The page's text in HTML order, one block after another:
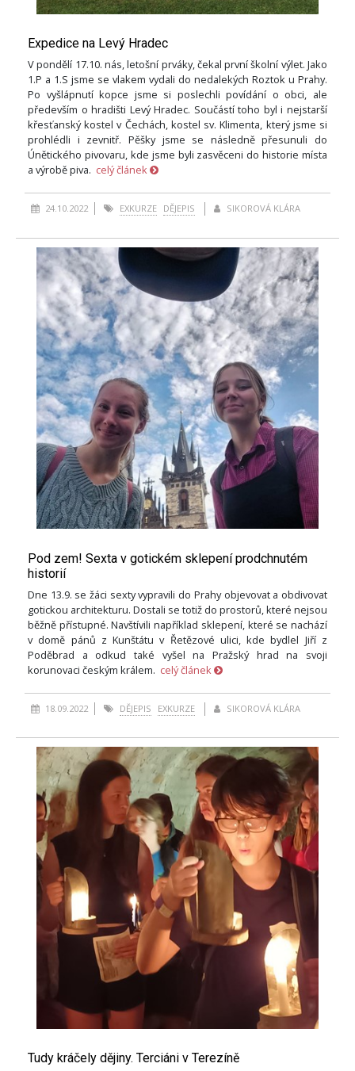
Expedice na Levý Hradec
V pondělí 17.10. nás, letošní prváky, čekal první školní výlet. Jako
1.P a 1.S jsme se vlakem vydali do nedalekých Roztok u Prahy.
Po vyšlápnutí kopce jsme si poslechli povídání o obci, ale
především o hradišti Levý Hradec. Součástí toho byl i nejstarší
křesťanský kostel v Čechách, kostel sv. Klimenta, který jsme si
prohlédli i zevnitř. Pěšky jsme se následně přesunuli do
Únětického pivovaru, kde jsme byli zasvěceni do historie místa
a výrobě piva. celý článek
24.10.2022 EXKURZE DĚJEPIS SIKOROVÁ KLÁRA
Pod zem! Sexta v gotickém sklepení prodchnutém
historií
Dne 13.9. se žáci sexty vypravili do Prahy objevovat a obdivovat
gotickou architekturu. Dostali se totiž do prostorů, které nejsou
běžně přístupné. Navštívili například sklepení, které se nachází
v domě pánů z Kunštátu v Řetězové ulici, kde bydlel Jiří z
Poděbrad a odkud také vyšel na Pražský hrad na svoji
korunovaci českým králem. celý článek
18.09.2022 DĚJEPIS EXKURZE SIKOROVÁ KLÁRA
Tudy kráčely dějiny. Terciáni v Terezíně